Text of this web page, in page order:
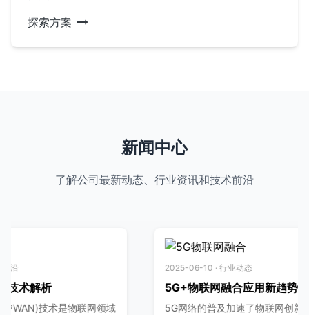
探索方案
新闻中心
了解公司最新动态、行业资讯和技术前沿
06-15 · 公司动态
新品发布会圆满成功
10日，我公司成功举办了2025年新品发
2025-06-05 · 行业资
物联网技术将如
随着物联网技术的